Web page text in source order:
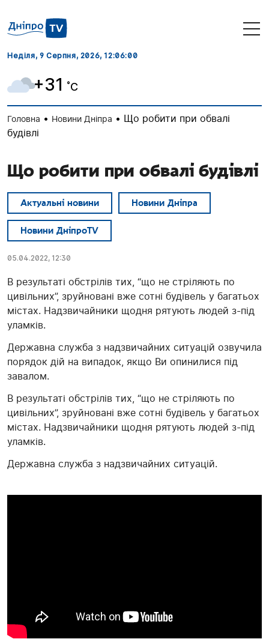
Неділя, 9 Серпня, 2026, 12:06:00
+31 ˚C
Головна • Новини Дніпра • Що робити при обвалі
будівлі
Що робити при обвалі будівлі
Актуальні новини Новини Дніпра
Новини ДніпроTV
05.04.2022, 12:30
В результаті обстрілів тих, “що не стріляють по
цивільних”, зруйновані вже сотні будівель у багатьох
містах. Надзвичайники щодня рятують людей з-під
уламків.
Державна служба з надзвичайних ситуацій озвучила
порядок дій на випадок, якщо Ви опинилися під
завалом.
В результаті обстрілів тих, “що не стріляють по
цивільних”, зруйновані вже сотні будівель у багатьох
містах. Надзвичайники щодня рятують людей з-під
уламків.
Державна служба з надзвичайних ситуацій.